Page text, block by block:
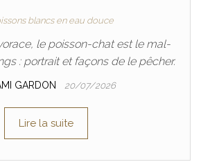
blancs en eau douce
le poisson-chat est le mal-
: portrait et façons de le pêcher.
GARDON 20/07/2026
Lire la suite